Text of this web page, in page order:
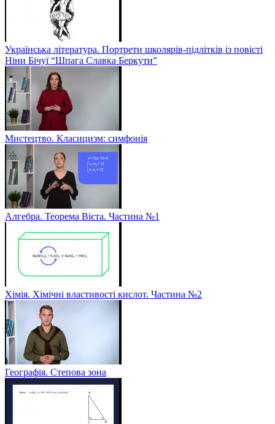
Українська література. Портрети школярів-підлітків із повісті
Ніни Бічуї “Шпага Славка Беркути”
Мистецтво. Класицизм: симфонія
Алгебра. Теорема Вієта. Частина №1
Хімія. Хімічні властивості кислот. Частина №2
Географія. Степова зона